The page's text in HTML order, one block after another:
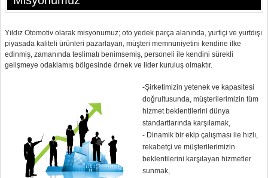
Yıldız Otomotiv olarak misyonumuz; oto yedek parça alanında, yurtiçi ve yurtdışı
piyasada kaliteli ürünleri pazarlayan, müşteri memnuniyetini kendine ilke
edinmiş, zamanında teslimatı benimsemiş, personeli ile kendini sürekli
gelişmeye odaklamış bölgesinde örnek ve lider kuruluş olmaktır.
-Şirketimizin yetenek ve kapasitesi
doğrultusunda, müşterilerimizin tüm
hizmet beklentilerini dünya
standartlarında karşılamak,
- Dinamik bir ekip çalışması ile hızlı,
rekabetçi ve müşterilerimizin
beklentilerini karşılayan hizmetler
sunmak,